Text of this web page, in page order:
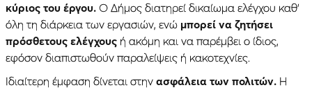
κύριος του έργου. Ο Δήμος διατηρεί δικαίωμα ελέγχου καθ’
όλη τη διάρκεια των εργασιών, ενώ μπορεί να ζητήσει
πρόσθετους ελέγχους ή ακόμη και να παρέμβει ο ίδιος,
εφόσον διαπιστωθούν παραλείψεις ή κακοτεχνίες.
Ιδιαίτερη έμφαση δίνεται στην ασφάλεια των πολιτών. Η